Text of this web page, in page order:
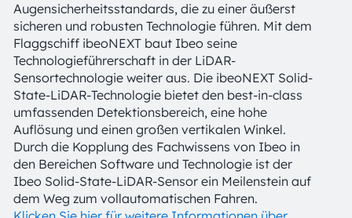
Augensicherheitsstandards, die zu einer äußerst
sicheren und robusten Technologie führen. Mit dem
Flaggschiff ibeoNEXT baut Ibeo seine
Technologieführerschaft in der LiDAR-
Sensortechnologie weiter aus. Die ibeoNEXT Solid-
State-LiDAR-Technologie bietet den best-in-class
umfassenden Detektionsbereich, eine hohe
Auflösung und einen großen vertikalen Winkel.
Durch die Kopplung des Fachwissens von Ibeo in
den Bereichen Software und Technologie ist der
Ibeo Solid-State-LiDAR-Sensor ein Meilenstein auf
dem Weg zum vollautomatischen Fahren.